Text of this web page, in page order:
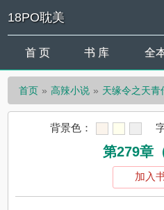
18PO耽美
首 页 书 库 全
首页 高辣小说 天缘令之天青
背景色：
第279章
加入